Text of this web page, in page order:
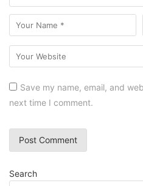
Save my name, email, and
next time I comment.
Search